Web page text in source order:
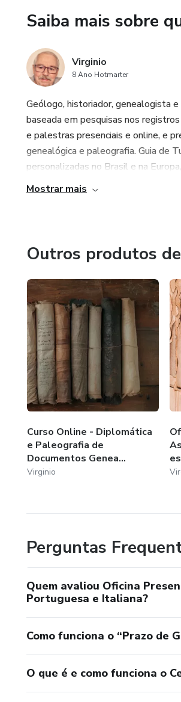
Saiba mais sobre
Virginio
8 Ano Hotmarter
Geólogo, historiador, genealogista
baseada em pesquisas nos
e palestras presenciais e online, e
genealógica e paleografia. Guia de
personalizadas no Brasil e na
Mostrar mais
Outros produtos
Curso Online - Diplomática
e Paleografia de
Documentos Genea...
Virginio
Perguntas
Quem avaliou Oficina
Portuguesa e Italiana?
Como funciona o “Prazo de
O que é e como funciona o